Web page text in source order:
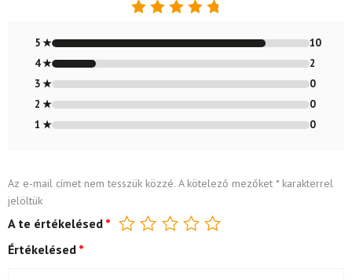
4.83/ 5
5 ★
10
4 ★
2
3 ★
0
2 ★
0
1 ★
0
Az e-mail címet nem tesszük közzé. A kötelező mezőket *karakterrel
jelöltük
A te értékelésed *
Értékelésed *